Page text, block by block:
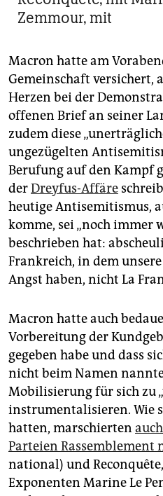
Zemmour, mit
Macron hatte am
Gemeinschaft versichert,
Herzen bei der
offenen Brief an seiner
zudem diese
ungezügelten
Berufung auf den Kampf
derDreyfus-Affäre
heutige Antisemitismus,
komme, sei „noch immer
beschrieben hat:
Frankreich, in dem
Angst haben, nicht La
Macron hatte auch
Vorbereitung der
gegeben habe und dass
nicht beim Namen
Mobilisierung für sich zu
instrumentalisieren. Wie
hatten, marschierten
Parteien Rassemblement
national) und
Exponenten Marine Le